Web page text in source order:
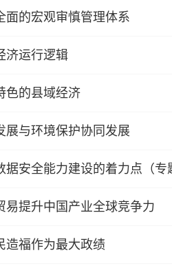
面的宏观审慎管理体系
济运行逻辑
色的县域经济
展与环境保护协同发展
据安全能力建设的着力点（专
易提升中国产业全球竞争力
造福作为最大政绩